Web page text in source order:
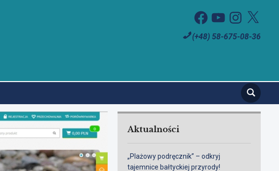
FacebookYouTubeInstagram
X
(+48) 58-675-08-36
Aktualności
„Plażowy podręcznik” – odkryj
tajemnice bałtyckiej przyrody!